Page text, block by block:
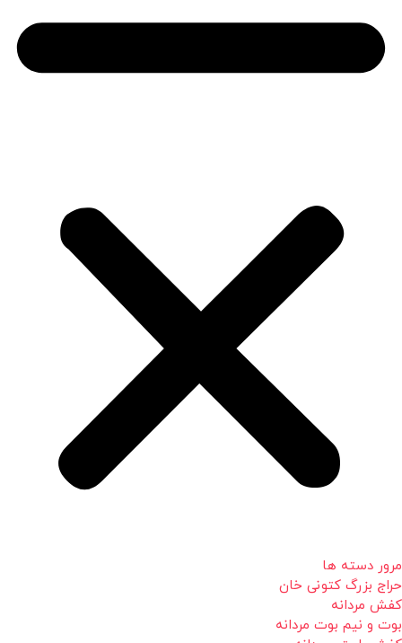
مرور دسته ها
حراج بزرگ کتونی خان
کفش مردانه
بوت و نیم بوت مردانه